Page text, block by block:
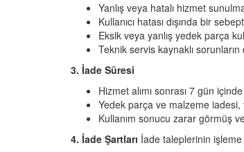
Yanlış veya hatalı hizmet
Kullanıcı hatası dışında bir
Eksik veya yanlış yedek parça
Teknik servis kaynaklı
3. İade Süresi
Hizmet alımı sonrası 7 gün
Yedek parça ve malzeme iadesi,
Kullanım sonucu zarar görmüş
4. İade Şartları İade taleplerinin işleme